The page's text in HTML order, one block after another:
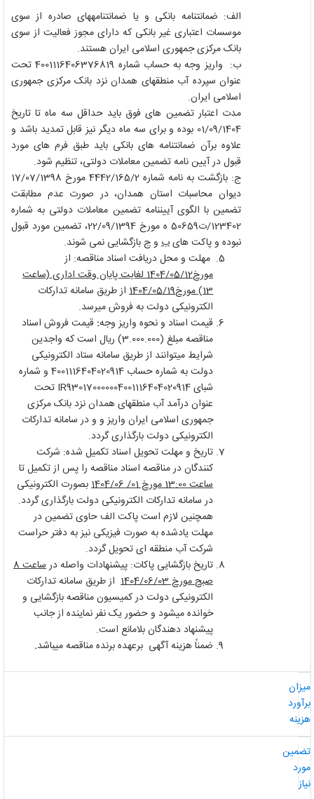
الف: ضمانتنامه بانکی و یا ضمانتنامه­های صادره از سوی
موسسات اعتباری غیر بانکی که دارای مجوز فعالیت از سوی
بانک مرکزی جمهوری اسلامی ایران هستند.
ب: واریز وجه به حساب شماره 4001116406376819 تحت
عنوان سپرده آب منطقه­ای همدان نزد بانک مرکزی جمهوری
اسلامی ایران.
مدت اعتبار تضمین های فوق باید حداقل سه ماه تا تاریخ
01/09/1404 بوده و برای سه ماه دیگر نیز قابل تمدید باشد و
علاوه برآن ضمانتنامه های بانکی باید طبق فرم های مورد
قبول در آیین نامه تضمین معاملات دولتی، تنظیم شود.
ج: بازگشت به نامه شماره 4442/165/2 مورخ 17/07/1398
دیوان محاسبات استان همدان، در صورت عدم مطابقت
تضمین با الگوی آیین­نامه تضمین معاملات دولتی به شماره
123402/ت50659 ه مورخ 22/09/1394، تضمین مورد قبول
نبوده و پاکت هایبو ج بازگشایی نمی شوند.
مهلت و محل دریافت اسناد مناقصه: از
مورخ12
/
05
/
1404لغایت پایان وقت اداری (ساعت
13) مورخ19
/
05
/
1404از طریق سامانه تدارکات
الکترونیکی دولت به فروش می­رسد.
قیمت اسناد و نحوه واریز وجه:قیمت فروش اسناد
مناقصه مبلغ (3.000.000) ریال است که واجدین
شرایط می­توانند از طریق سامانه ستاد الکترونیکی
دولت به شماره حساب 4001116404020914 و شماره
شبای 930170000004001116404020914
IRتحت
عنوان درآمد آب منطقه­ای همدان نزد بانک مرکزی
جمهوری اسلامی ایران واریز و و در سامانه تدارکات
الکترونیکی دولت بارگذاری گردد.
تاریخ و مهلت تحویل اسناد تکمیل شده: شرکت
کنندگان در مناقصه اسناد مناقصه را پس از تکمیل تا
ساعت00
:
13مورخ01
/
06
/
1404بصورت الکترونیکی
در سامانه تدارکات الکترونیکی دولت بارگذاری گردد.
همچنین لازم است پاکت الف حاوی تضمین در
مهلت یادشده به صورت فیزیکی نیز به دفتر حراست
شرکت آب منطقه ای تحویل گردد.
تاریخ بازگشایی پاکات: پیشنهادات واصله درساعت8
صبح مورخ03
/
06
/
1404از طریق سامانه تدارکات
الکترونیکی دولت در کمیسیون مناقصه بازگشایی و
خوانده می­شود و حضور یک نفر نماینده از جانب
پیشنهاد دهندگان بلامانع است.
ضمناً هزینه آگهی برعهده برنده مناقصه می­باشد.